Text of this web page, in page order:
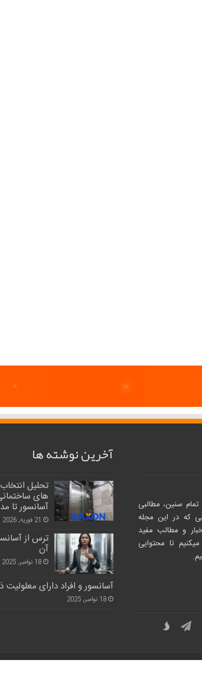
سنین، مطالبی
که در این مجله
و مطالب مفید
تا محتوایی
آخرین نوشته ها
تحلیل
های
آسانسور
21 فوریه, 2026
ترس از
آن
18 نوامبر, 2025
آسانسور و افراد دارای
18 نوامبر, 2025